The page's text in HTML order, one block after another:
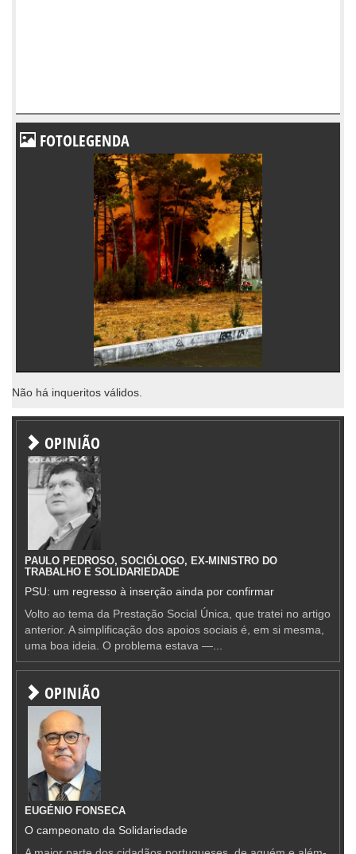
FOTOLEGENDA
Não há inqueritos válidos.
OPINIÃO
PAULO PEDROSO, SOCIÓLOGO, EX-MINISTRO DO
TRABALHO E SOLIDARIEDADE
PSU: um regresso à inserção ainda por confirmar
Volto ao tema da Prestação Social Única, que tratei no artigo
anterior. A simplificação dos apoios sociais é, em si mesma,
uma boa ideia. O problema estava —...
OPINIÃO
EUGÉNIO FONSECA
O campeonato da Solidariedade